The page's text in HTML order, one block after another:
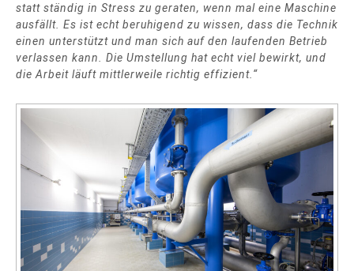
statt ständig in Stress zu geraten, wenn mal eine Maschine
ausfällt. Es ist echt beruhigend zu wissen, dass die Technik
einen unterstützt und man sich auf den laufenden Betrieb
verlassen kann. Die Umstellung hat echt viel bewirkt, und
die Arbeit läuft mittlerweile richtig effizient.“